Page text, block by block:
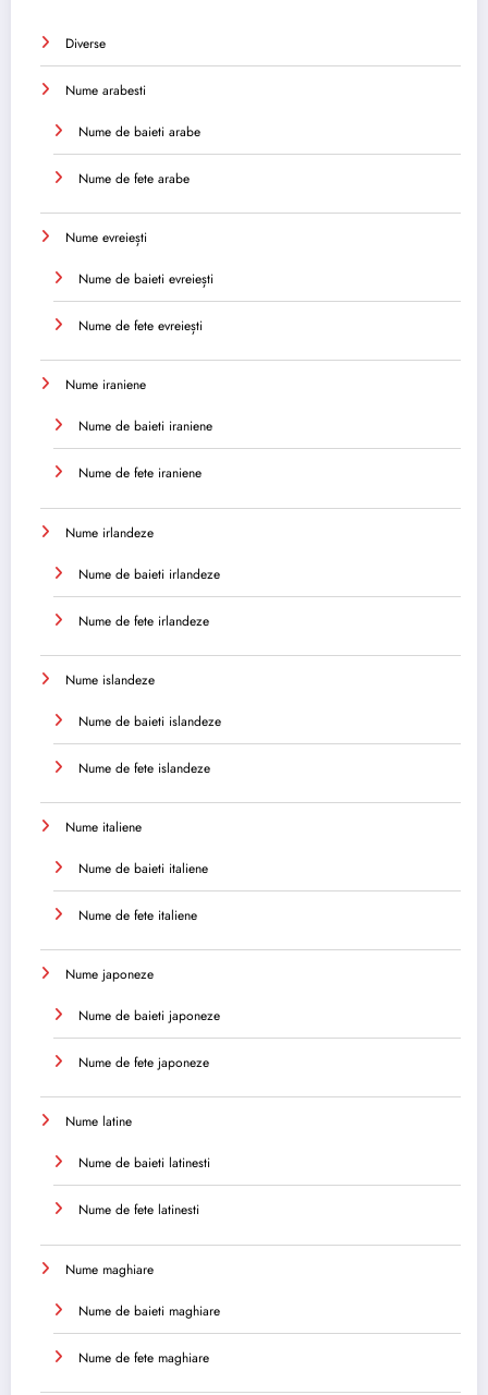
Diverse
Nume arabesti
Nume de baieti arabe
Nume de fete arabe
Nume evreiești
Nume de baieti evreiești
Nume de fete evreiești
Nume iraniene
Nume de baieti iraniene
Nume de fete iraniene
Nume irlandeze
Nume de baieti irlandeze
Nume de fete irlandeze
Nume islandeze
Nume de baieti islandeze
Nume de fete islandeze
Nume italiene
Nume de baieti italiene
Nume de fete italiene
Nume japoneze
Nume de baieti japoneze
Nume de fete japoneze
Nume latine
Nume de baieti latinesti
Nume de fete latinesti
Nume maghiare
Nume de baieti maghiare
Nume de fete maghiare